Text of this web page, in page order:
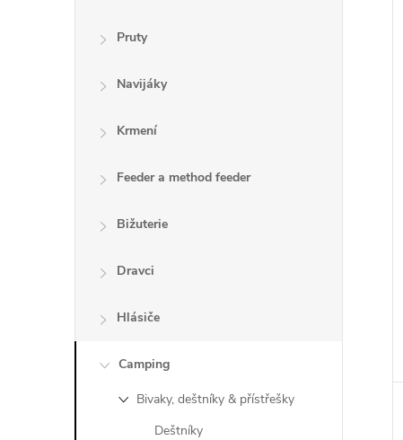
Pruty
Navijáky
Krmení
Feeder a method feeder
Bižuterie
Dravci
Hlásiče
Camping
Bivaky, deštníky & přístřešky
Deštníky